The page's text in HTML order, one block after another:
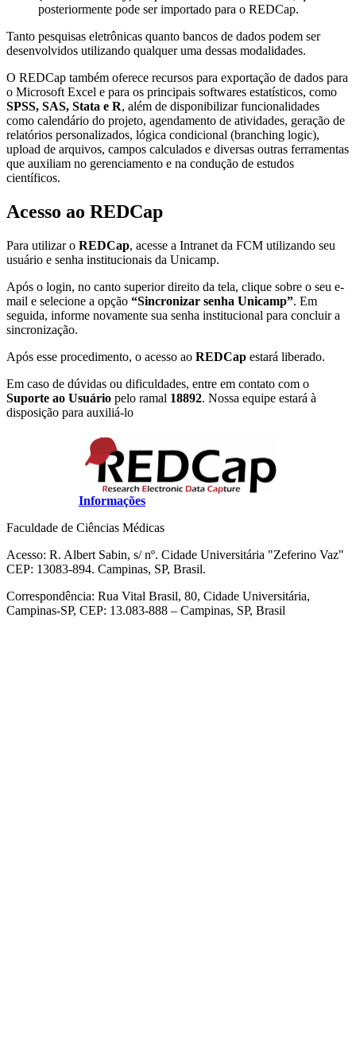
posteriormente pode ser importado para o REDCap.
Tanto pesquisas eletrônicas quanto bancos de dados podem ser
desenvolvidos utilizando qualquer uma dessas modalidades.
O REDCap também oferece recursos para exportação de dados para
o Microsoft Excel e para os principais softwares estatísticos, como
SPSS, SAS, Stata e R, além de disponibilizar funcionalidades
como calendário do projeto, agendamento de atividades, geração de
relatórios personalizados, lógica condicional (branching logic),
upload de arquivos, campos calculados e diversas outras ferramentas
que auxiliam no gerenciamento e na condução de estudos
científicos.
Acesso ao REDCap
Para utilizar o REDCap, acesse a Intranet da FCM utilizando seu
usuário e senha institucionais da Unicamp.
Após o login, no canto superior direito da tela, clique sobre o seu e-
mail e selecione a opção “Sincronizar senha Unicamp”. Em
seguida, informe novamente sua senha institucional para concluir a
sincronização.
Após esse procedimento, o acesso ao REDCap estará liberado.
Em caso de dúvidas ou dificuldades, entre em contato com o
Suporte ao Usuário pelo ramal 18892. Nossa equipe estará à
disposição para auxiliá-lo
Informações
Faculdade de Ciências Médicas
Acesso: R. Albert Sabin, s/ nº. Cidade Universitária "Zeferino Vaz"
CEP: 13083-894. Campinas, SP, Brasil.
Correspondência: Rua Vital Brasil, 80, Cidade Universitária,
Campinas-SP, CEP: 13.083-888 – Campinas, SP, Brasil